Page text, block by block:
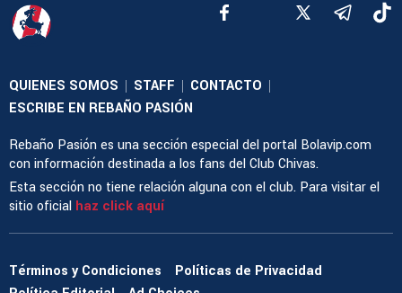
QUIENES SOMOS | STAFF | CONTACTO |
ESCRIBE EN REBAÑO PASIÓN
Rebaño Pasión es una sección especial del portal Bolavip.com
con información destinada a los fans del Club Chivas.
Esta sección no tiene relación alguna con el club. Para visitar el
sitio oficial haz click aquí
Términos y Condiciones
Políticas de Privacidad